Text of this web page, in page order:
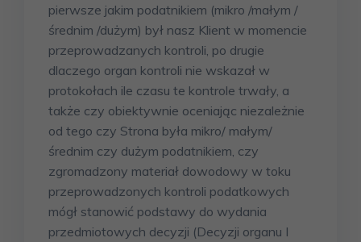
pierwsze jakim podatnikiem (mikro /małym /
średnim /dużym) był nasz Klient w momencie
przeprowadzanych kontroli, po drugie
dlaczego organ kontroli nie wskazał w
protokołach ile czasu te kontrole trwały, a
także czy obiektywnie oceniając niezależnie
od tego czy Strona była mikro/ małym/
średnim czy dużym podatnikiem, czy
zgromadzony materiał dowodowy w toku
przeprowadzonych kontroli podatkowych
mógł stanowić podstawy do wydania
przedmiotowych decyzji (Decyzji organu I